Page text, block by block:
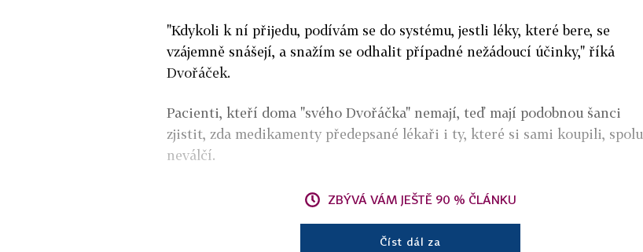
"Kdykoli k ní přijedu, podívám se do systému, jestli léky, které bere, se
vzájemně snášejí, a snažím se odhalit případné nežádoucí účinky," říká
Dvořáček.
Pacienti, kteří doma "svého Dvořáčka" nemají, teď mají podobnou šanci
zjistit, zda medikamenty předepsané lékaři i ty, které si sami koupili, spolu
neválčí.
ZBÝVÁ VÁM JEŠTĚ 90 % ČLÁNKU
Číst dál za